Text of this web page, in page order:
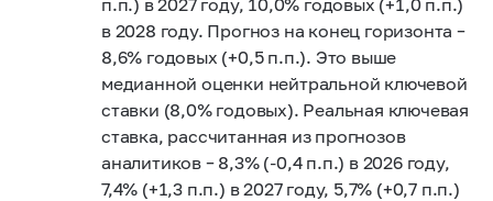
п.п.) в 2027 году, 10,0% годовых (+1,0 п.п.)
в 2028 году. Прогноз на конец горизонта –
8,6% годовых (+0,5 п.п.). Это выше
медианной оценки нейтральной ключевой
ставки (8,0% годовых). Реальная ключевая
ставка, рассчитанная из прогнозов
аналитиков – 8,3% (-0,4 п.п.) в 2026 году,
7,4% (+1,3 п.п.) в 2027 году, 5,7% (+0,7 п.п.)